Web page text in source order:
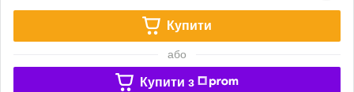
Купити
або
Купити з